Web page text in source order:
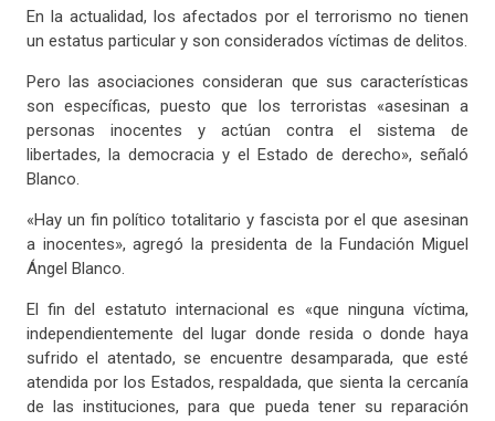
En la actualidad, los afectados por el terrorismo no tienen
un estatus particular y son considerados víctimas de delitos.
Pero las asociaciones consideran que sus características
son específicas, puesto que los terroristas «asesinan a
personas inocentes y actúan contra el sistema de
libertades, la democracia y el Estado de derecho», señaló
Blanco.
«Hay un fin político totalitario y fascista por el que asesinan
a inocentes», agregó la presidenta de la Fundación Miguel
Ángel Blanco.
El fin del estatuto internacional es «que ninguna víctima,
independientemente del lugar donde resida o donde haya
sufrido el atentado, se encuentre desamparada, que esté
atendida por los Estados, respaldada, que sienta la cercanía
de las instituciones, para que pueda tener su reparación